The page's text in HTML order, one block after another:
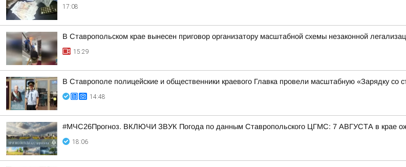
17:08
В Ставропольском крае вынесен приговор организатору масштабной схемы незаконной
15:29
В Ставрополе полицейские и общественники краевого Главка провели масштабную «Зарядку со
14:48
#МЧС26Прогноз. ВКЛЮЧИ ЗВУК Погода по данным Ставропольского ЦГМС: 7 АВГУСТА в крае
18:06